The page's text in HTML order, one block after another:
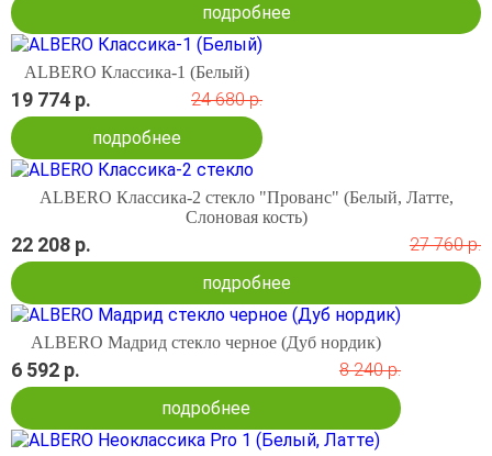
подробнее
ALBERO Классика-1 (Белый)
19 774 р.
24 680 р.
подробнее
ALBERO Классика-2 стекло "Прованс" (Белый, Латте,
Слоновая кость)
22 208 р.
27 760 р.
подробнее
ALBERO Мадрид стекло черное (Дуб нордик)
6 592 р.
8 240 р.
подробнее